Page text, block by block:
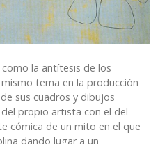
la antítesis de los
tema en la producción
sus cuadros y dibujos
propio artista con el del
cómica de un mito en el que
dando lugar a un